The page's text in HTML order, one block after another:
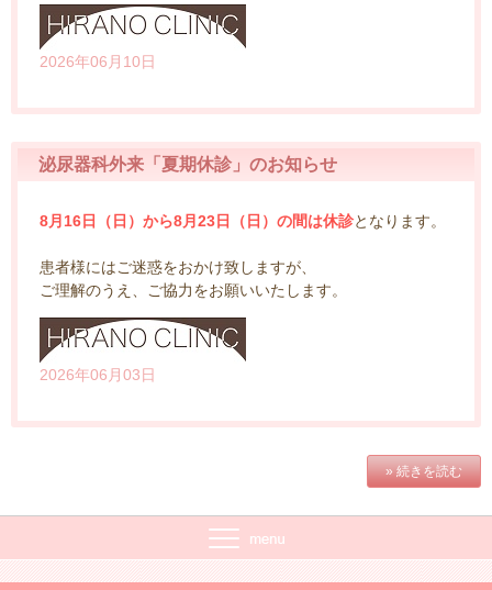
2026年06月10日
泌尿器科外来「夏期休診」のお知らせ
8月16日（日）から8月23日（日）の間は休診となります。
患者様にはご迷惑をおかけ致しますが、
ご理解のうえ、ご協力をお願いいたします。
2026年06月03日
» 続きを読む